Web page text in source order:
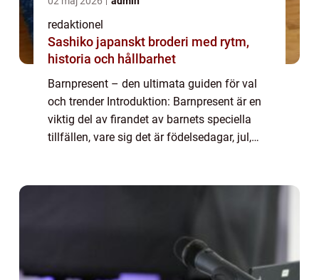
redaktionel
Sashiko japanskt broderi med rytm,
historia och hållbarhet
Barnpresent – den ultimata guiden för val
och trender Introduktion: Barnpresent är en
viktig del av firandet av barnets speciella
tillfällen, vare sig det är födelsedagar, jul,